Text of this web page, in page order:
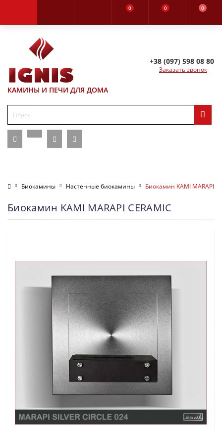
0 0 0
КАМИНЫ И ПЕЧИ ДЛЯ ДОМА
+38 (097) 598 08 80
Заказать звонок
Биокамины Настенные биокамины Биокамин KAMI MARAPI
Биокамин KAMI MARAPI CERAMIC